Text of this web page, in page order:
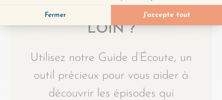
ENVIE D’ALLER PLUS
LOIN ?
Utilisez notre Guide d’Écoute, un
outil précieux pour vous aider à
découvrir les épisodes qui